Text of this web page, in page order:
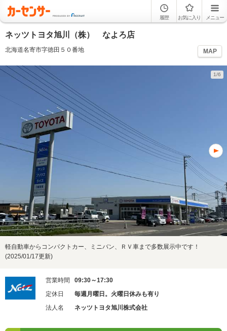
履歴 お気に入り メニュー
ネッツトヨタ旭川（株） なよろ店
北海道名寄市字徳田５０番地 MAP
1/6
軽自動車からコンパクトカー、ミニバン、ＲＶ車まで多数展示中です！
(2025/01/17更新)
営業時間
09:30～17:30
定休日
毎週月曜日。火曜日休みも有り
法人名
ネッツトヨタ旭川株式会社